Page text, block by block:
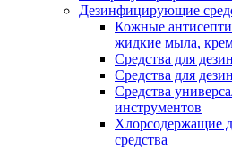
Дезинфицирующие
Кожные
жидкие мыла,
Средства для
Средства для
Средства
инструментов
Хлорсодержащие
средства